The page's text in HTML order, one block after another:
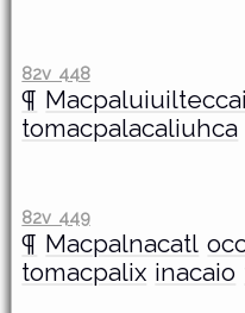
82v 448
¶
tomacpalacaliuhca
82v 449
¶ Macpalnacatl
tomacpalix inacaio